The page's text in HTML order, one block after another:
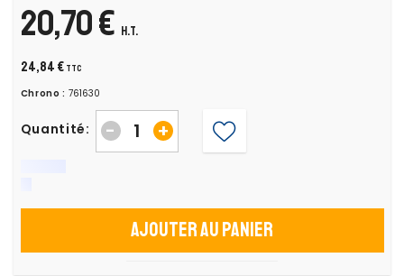
20,70 € H.T.
24,84 € TTC
Chrono : 761630
Quantité: +
-
Ajouter au panier